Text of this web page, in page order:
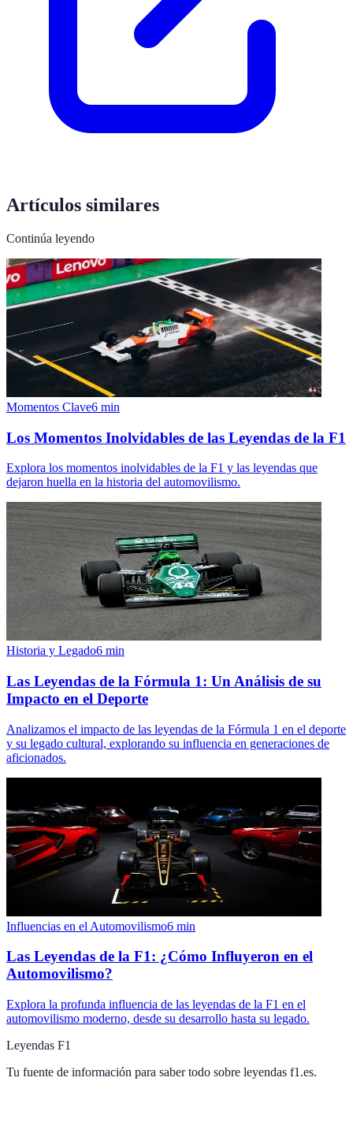
Artículos similares
Continúa leyendo
Momentos Clave6 min
Los Momentos Inolvidables de las Leyendas de la F1
Explora los momentos inolvidables de la F1 y las leyendas que
dejaron huella en la historia del automovilismo.
Historia y Legado6 min
Las Leyendas de la Fórmula 1: Un Análisis de su
Impacto en el Deporte
Analizamos el impacto de las leyendas de la Fórmula 1 en el deporte
y su legado cultural, explorando su influencia en generaciones de
aficionados.
Influencias en el Automovilismo6 min
Las Leyendas de la F1: ¿Cómo Influyeron en el
Automovilismo?
Explora la profunda influencia de las leyendas de la F1 en el
automovilismo moderno, desde su desarrollo hasta su legado.
Leyendas F1
Tu fuente de información para saber todo sobre leyendas f1.es.